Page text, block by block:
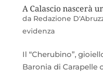
A Calascio nascerà
da Redazione
evidenza
Il “Cherubino”,
Baronia di Carapelle